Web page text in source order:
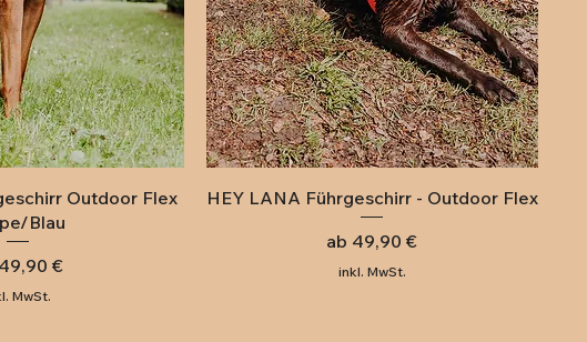
Outdoor Flex
Blau
49,90 €
Preis
MwSt.
Schnellansicht
HEY LANA Führgeschirr - Outdoor Flex
ab 49,90 €
Sale-Preis
inkl. MwSt.